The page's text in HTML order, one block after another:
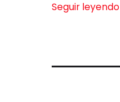
Seguir leyendo